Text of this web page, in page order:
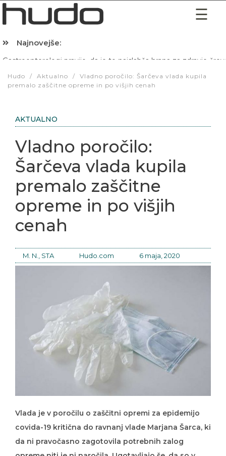
Najnovejše:
premalo zaščitne opreme in po višjih cenah
Vladno poročilo:
Šarčeva vlada kupila
premalo zaščitne
opreme in po višjih
cenah
M. N., STA Hudo.com 6 maja, 2020
covida-19 kritična do ravnanj vlade Marjana Šarca, ki
da ni pravočasno zagotovila potrebnih zalog
opreme niti je ni naročila. Ugotavljajo še, da so v